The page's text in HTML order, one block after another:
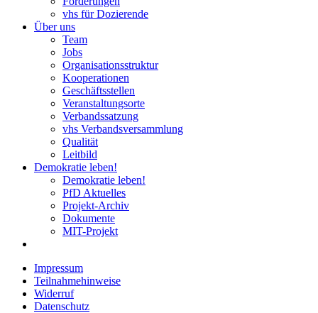
vhs für Dozierende
Über uns
Team
Jobs
Organisationsstruktur
Kooperationen
Geschäftsstellen
Veranstaltungsorte
Verbandssatzung
vhs Verbandsversammlung
Qualität
Leitbild
Demokratie leben!
Demokratie leben!
PfD Aktuelles
Projekt-Archiv
Dokumente
MIT-Projekt
Impressum
Teilnahmehinweise
Widerruf
Datenschutz